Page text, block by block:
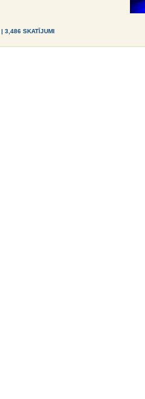
| 3,486 SKATĪJUMI